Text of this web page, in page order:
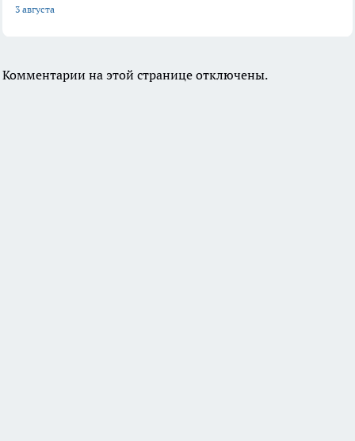
3 августа
Комментарии на этой странице отключены.